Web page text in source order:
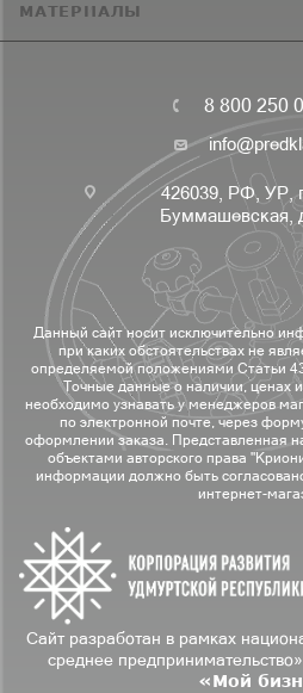
МАТЕРИАЛЫ
8 800 250
426039, РФ, УР,
Буммашевская,
Данный сайт носит исключительно
при каких обстоятельствах не
определяемой положениями Статьи
Точные данные о наличии, ценах
необходимо узнавать у менеджеров
по электронной почте, через
оформлении заказа. Представленная
объектами авторского права
информации должно быть
интернет-
Сайт разработан в рамках
среднее
«Мой